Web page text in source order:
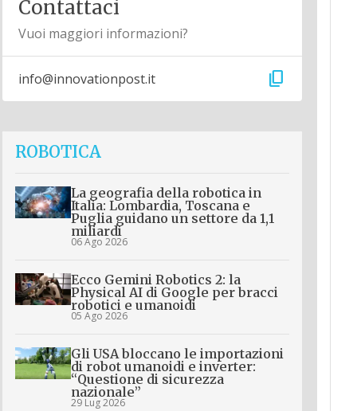
Contattaci
Vuoi maggiori informazioni?
info@innovationpost.it content_copy
ROBOTICA
La geografia della robotica in
Italia: Lombardia, Toscana e
Puglia guidano un settore da 1,1
miliardi
06 Ago 2026
Ecco Gemini Robotics 2: la
Physical AI di Google per bracci
robotici e umanoidi
05 Ago 2026
Gli USA bloccano le importazioni
di robot umanoidi e inverter:
“Questione di sicurezza
nazionale”
29 Lug 2026